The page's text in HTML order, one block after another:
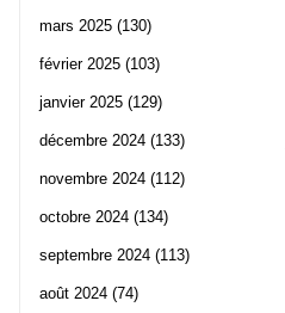
mars 2025 (130)
février 2025 (103)
janvier 2025 (129)
décembre 2024 (133)
novembre 2024 (112)
octobre 2024 (134)
septembre 2024 (113)
août 2024 (74)